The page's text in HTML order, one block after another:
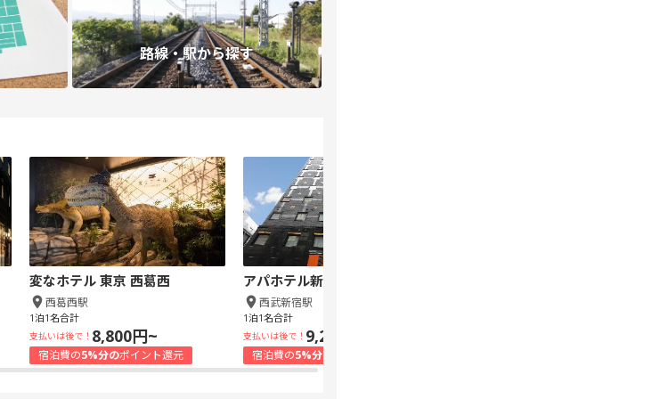
路線・駅から探す
変なホテル 東京 西葛西
西葛西駅
1泊1名合計
支払いは後で！ 8,800円~
宿泊費の5%分のポイント還元
アパホテル新宿 歌舞伎町中央
西武新宿駅
1泊1名合計
支払いは後で！ 9,240円~
宿泊費の5%分の